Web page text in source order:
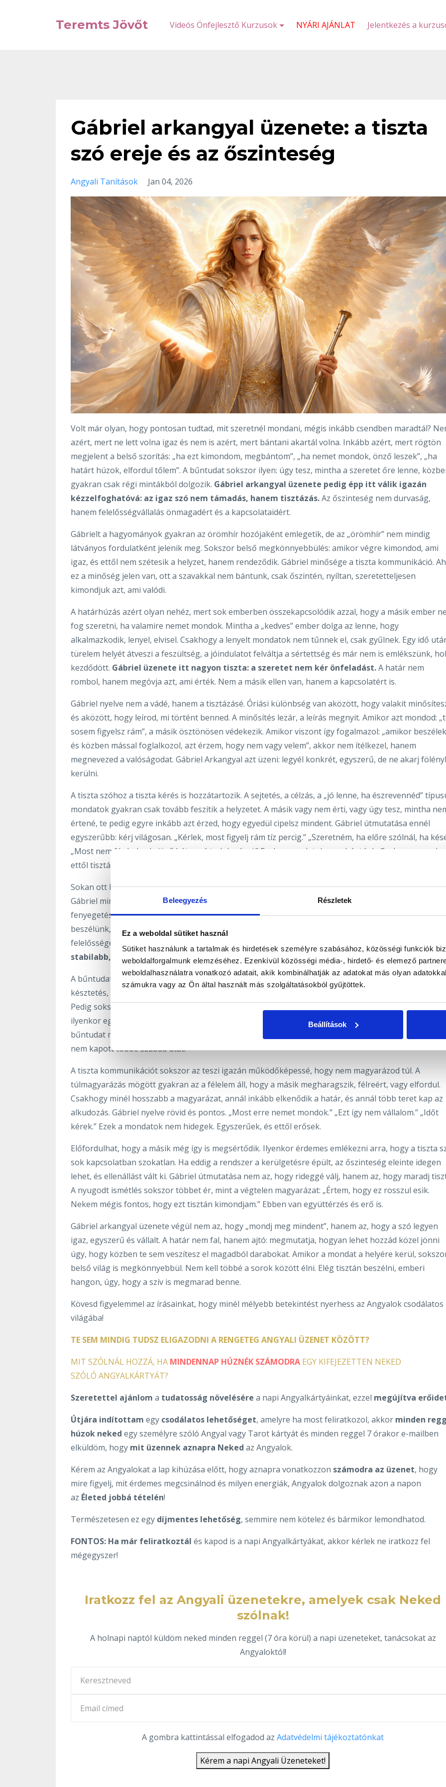
Beleegyezés Részletek
Ez a weboldal sütiket használ
Sütiket használunk a tartalmak és hirdetések személyre szabásához, közösségi funkciók
weboldalforgalmunk elemzéséhez. Ezenkívül közösségi média-, hirdető- és elemező
weboldalhasználatra vonatkozó adatait, akik kombinálhatják az adatokat más olyan
számukra vagy az Ön által használt más szolgáltatásokból gyűjtöttek.
Beállítások
Teremts Jövőt Videós Önfejlesztő Kurzusok NYÁRI AJÁNLAT Jelentkezés a
Gábriel arkangyal üzenete: a tiszta
szó ereje és az őszinteség
Angyali Tanítások Jan 04, 2026
Volt már olyan, hogy pontosan tudtad, mit szeretnél mondani, mégis inkább csendben maradtál?
azért, mert ne lett volna igaz és nem is azért, mert bántani akartál volna. Inkább azért, mert rögtön
megjelent a belső szorítás: „ha ezt kimondom, megbántom”, „ha nemet mondok, önző leszek”, „ha
határt húzok, elfordul tőlem”. A bűntudat sokszor ilyen: úgy tesz, mintha a szeretet őre lenne,
gyakran csak régi mintákból dolgozik. Gábriel arkangyal üzenete pedig épp itt válik igazán
kézzelfoghatóvá: az igaz szó nem támadás, hanem tisztázás.Az őszinteség nem durvaság,
hanem felelősségvállalás önmagadért és a kapcsolataidért.
Gábrielt a hagyományok gyakran az örömhír hozójaként emlegetik, de az „örömhír” nem mindig
látványos fordulatként jelenik meg. Sokszor belső megkönnyebbülés: amikor végre kimondod, ami
igaz, és ettől nem szétesik a helyzet, hanem rendeződik. Gábriel minősége a tiszta kommunikáció.
ez a minőség jelen van, ott a szavakkal nem bántunk, csak őszintén, nyíltan, szeretetteljesen
kimondjuk azt, ami valódi.
A határhúzás azért olyan nehéz, mert sok emberben összekapcsolódik azzal, hogy a másik ember
fog szeretni, ha valamire nemet mondok. Mintha a „kedves” ember dolga az lenne, hogy
alkalmazkodik, lenyel, elvisel. Csakhogy a lenyelt mondatok nem tűnnek el, csak gyűlnek. Egy idő
türelem helyét átveszi a feszültség, a jóindulatot felváltja a sértettség és már nem is emlékszünk, hol
kezdődött. Gábriel üzenete itt nagyon tiszta: a szeretet nem kér önfeladást.A határ nem
rombol, hanem megóvja azt, ami érték. Nem a másik ellen van, hanem a kapcsolatért is.
Gábriel nyelve nem a vádé, hanem a tisztázásé. Óriási különbség van aközött, hogy valakit
és aközött, hogy leírod, mi történt benned. A minősítés lezár, a leírás megnyit. Amikor azt mondod:
sosem figyelsz rám”, a másik ösztönösen védekezik. Amikor viszont így fogalmazol: „amikor
és közben mással foglalkozol, azt érzem, hogy nem vagy velem”, akkor nem ítélkezel, hanem
megnevezed a valóságodat. Gábriel Arkangyal azt üzeni: legyél konkrét, egyszerű, de ne akarj
kerülni.
A tiszta szóhoz a tiszta kérés is hozzátartozik. A sejtetés, a célzás, a „jó lenne, ha észrevennéd”
mondatok gyakran csak tovább feszítik a helyzetet. A másik vagy nem érti, vagy úgy tesz, mintha
értené, te pedig egyre inkább azt érzed, hogy egyedül cipelsz mindent. Gábriel útmutatása ennél
egyszerűbb: kérj világosan. „Kérlek, most figyelj rám tíz percig.” „Szeretném, ha előre szólnál, ha
„Most nem fér bele, de jövő héten rá tudok nézni.” Ezek a mondatok nem bántóak. Csak egyenesek,
ettől tiszták.
Sokan ott hibáznak, hogy a határt büntetésként adják elő, vagy védekezésből túl élesre húzzák.
Gábriel minősége viszont nem a csattanós visszavágás, hanem a nyugodt keret. A határ nem
fenyegetés, hanem jelzés: így tudok kapcsolódni és így nem. Ha például azt mondod: „Ha emelt
beszélünk, szünetet kérek, és később folytatom”, akkor nem szakítod meg a kapcsolatot, csak
felelősséget vállalsz a helyzetért. Ebben van tartás, és van tisztelet is.
stabilabb, mint a hirtelen kitörés.
A bűntudat gyakran akkor támad fel igazán, amikor végre meghúztad a határokat. Ilyenkor jön a
késztetés, hogy gyorsan visszakozz, megmagyarázd, tompítsd, vagy valahogy „kárpótold” a másikat.
Pedig sokszor nem történt semmi rossz, csak valami új történt:kiléptél egy régi szerepből. Gábriel
ilyenkor egy egyszerű belső kérdéssel segít rendet tenni: „Amit kimondtál, igaz volt?” Ha igen, akkor a
bűntudat nem bizonyíték arra, hogy hibáztál. Lehet, hogy csak azt jelzi, hogy egy régi mintád most
nem kapott többé szabad utat.
A tiszta kommunikációt sokszor az teszi igazán működőképessé, hogy nem magyarázod túl. A
túlmagyarázás mögött gyakran az a félelem áll, hogy a másik megharagszik, félreért, vagy elfordul.
Csakhogy minél hosszabb a magyarázat, annál inkább elkenődik a határ, és annál több teret kap az
alkudozás. Gábriel nyelve rövid és pontos. „Most erre nemet mondok.” „Ezt így nem vállalom.” „Időt
kérek.” Ezek a mondatok nem hidegek. Egyszerűek, és ettől erősek.
Előfordulhat, hogy a másik még így is megsértődik. Ilyenkor érdemes emlékezni arra, hogy a tiszta
sok kapcsolatban szokatlan. Ha eddig a rendszer a kerülgetésre épült, az őszinteség eleinte idegen
lehet, és ellenállást vált ki. Gábriel útmutatása nem az, hogy rideggé válj, hanem az, hogy maradj
A nyugodt ismétlés sokszor többet ér, mint a végtelen magyarázat: „Értem, hogy ez rosszul esik.
Nekem mégis fontos, hogy ezt tisztán kimondjam.” Ebben van együttérzés és erő is.
Gábriel arkangyal üzenete végül nem az, hogy „mondj meg mindent”, hanem az, hogy a szó legyen
igaz, egyszerű és vállalt. A határ nem fal, hanem ajtó: megmutatja, hogyan lehet hozzád közel jönni
úgy, hogy közben te sem veszítesz el magadból darabokat. Amikor a mondat a helyére kerül,
belső világ is megkönnyebbül. Nem kell többé a sorok között élni. Elég tisztán beszélni, emberi
hangon, úgy, hogy a szív is megmarad benne.
Kövesd figyelemmel az írásainkat, hogy minél mélyebb betekintést nyerhess az Angyalok csodálatos
világába!
TE SEM MINDIG TUDSZ ELIGAZODNI A RENGETEG ANGYALI ÜZENET KÖZÖTT?
MIT SZÓLNÁL HOZZÁ, HA MINDENNAP HÚZNÉK SZÁMODRA EGY KIFEJEZETTEN NEKED
SZÓLÓ ANGYALKÁRTYÁT?
Szeretettel ajánlom a tudatosság növelésére a napi Angyalkártyáinkat, ezzel megújítva
Útjára indítottam egy csodálatos lehetőséget, amelyre ha most feliratkozol, akkor minden
húzok neked egy személyre szóló Angyal vagy Tarot kártyát és minden reggel 7 órakor e-mailben
elküldöm, hogy mit üzennek aznapra Neked az Angyalok.
Kérem az Angyalokat a lap kihúzása előtt, hogy aznapra vonatkozzon számodra az üzenet, hogy
mire figyelj, mit érdemes megcsinálnod és milyen energiák, Angyalok dolgoznak azon a napon
az Életed jobbá tételén!
Természetesen ez egy díjmentes lehetőség, semmire nem kötelez és bármikor lemondhatod.
FONTOS: Ha már feliratkoztál és kapod is a napi Angyalkártyákat, akkor kérlek ne iratkozz fel
mégegyszer!
Iratkozz fel az Angyali üzenetekre, amelyek csak Neked
szólnak!
A holnapi naptól küldöm neked minden reggel (7 óra körül) a napi üzeneteket, tanácsokat az
Angyaloktól!
A gombra kattintással elfogadod azAdatvédelmi tájékoztatónkat
Kérem a napi Angyali Üzeneteket!